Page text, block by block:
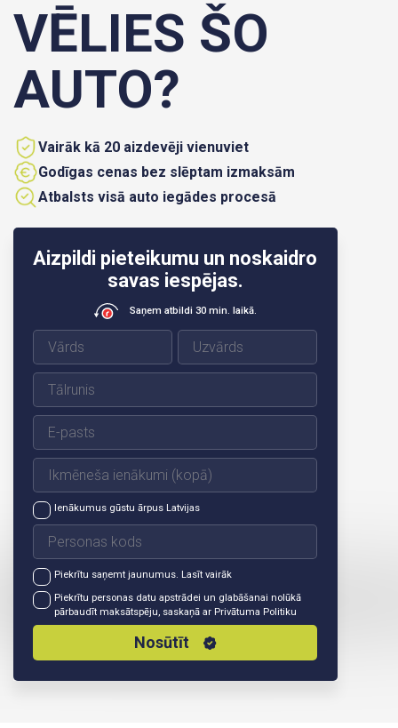
Aizpildi pieteikumu un noskaidro
savas iespējas.
Saņem atbildi 30 min. laikā.
Ienākumus gūstu ārpus Latvijas
Piekrītu saņemt jaunumus. Lasīt vairāk
Piekrītu personas datu apstrādei un glabāšanai nolūkā
pārbaudīt maksātspēju, saskaņā ar Privātuma Politiku
Nosūtīt
VĒLIES ŠO
AUTO?
Vairāk kā 20 aizdevēji vienuviet
Godīgas cenas bez slēptam izmaksām
Atbalsts visā auto iegādes procesā